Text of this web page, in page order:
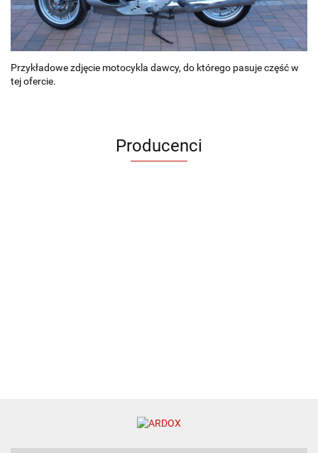
Przykładowe zdjęcie motocykla dawcy, do którego pasuje część w
tej ofercie.
Producenci